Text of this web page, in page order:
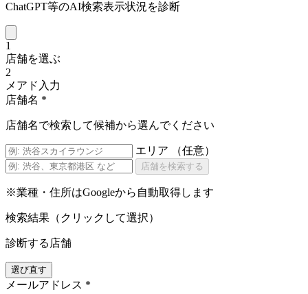
ChatGPT等のAI検索表示状況を診断
1
店舗を選ぶ
2
メアド入力
店舗名 *
店舗名で検索して候補から選んでください
エリア （任意）
店舗を検索する
※業種・住所はGoogleから自動取得します
検索結果（クリックして選択）
診断する店舗
選び直す
メールアドレス *